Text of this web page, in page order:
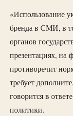
«Использование
бренда в СМИ, в
органов
презентациях, на
противоречит
требует
говорится в
политики.